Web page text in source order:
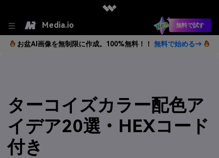
Media.io 無料で試す
お盆AI画像を無制限に作成。100%無料！！ 無料で始める→
ターコイズカラー配色ア
イデア20選・HEXコード
付き